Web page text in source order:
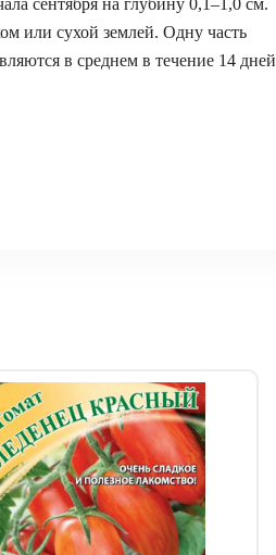
сентября на глубину 0,1–1,0 см.
или сухой землей. Одну часть
в среднем в течение 14 дней